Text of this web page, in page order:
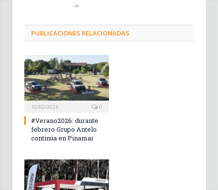
->
PUBLICACIONES RELACIONADAS
10/02/2026 0
#Verano2026: durante
febrero Grupo Antelo
continúa en Pinamar